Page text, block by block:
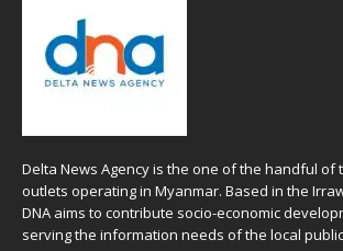
Delta News Agency is the one of the handful of
outlets operating in Myanmar. Based in the
DNA aims to contribute socio-economic
serving the information needs of the local